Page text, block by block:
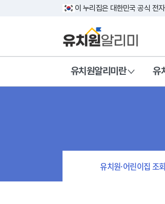
이 누리집은 대한민국 공식 전
유치원알리미란 유
유치원·어린이집 조회